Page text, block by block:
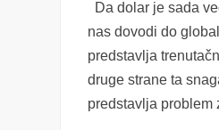
Da dolar je sada
nas dovodi do
predstavlja
druge strane ta
predstavlja problem